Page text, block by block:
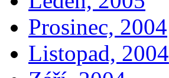
Prosinec, 2004
Listopad, 2004